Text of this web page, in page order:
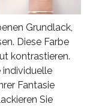
Grundlack,
Diese Farbe
kontrastieren.
individuelle
Fantasie
Sie